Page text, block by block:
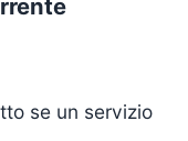
se un servizio